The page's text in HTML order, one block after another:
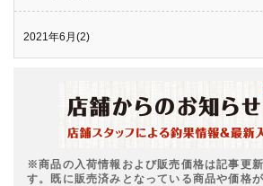
2021年6月(2)
※商品の入荷情報および販売価格は記事更
す。既に販売済みとなっている商品や価格